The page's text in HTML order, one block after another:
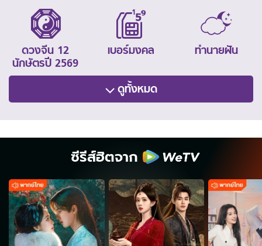
ดวงจีน 12
นักษัตรปี 2569
เบอร์มงคล ทำนายฝัน
ดูทั้งหมด
ซีรีส์ฮิตจาก